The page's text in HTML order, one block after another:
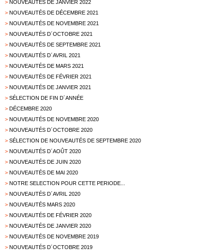
> NOUVEAUTÉS DE JANVIER 2022
> NOUVEAUTÉS DE DÉCEMBRE 2021
> NOUVEAUTÉS DE NOVEMBRE 2021
> NOUVEAUTÉS D´OCTOBRE 2021
> NOUVEAUTÉS DE SEPTEMBRE 2021
> NOUVEAUTÉS D´AVRIL 2021
> NOUVEAUTÉS DE MARS 2021
> NOUVEAUTÉS DE FÉVRIER 2021
> NOUVEAUTÉS DE JANVIER 2021
> SÉLECTION DE FIN D´ANNÉE
> DÉCEMBRE 2020
> NOUVEAUTÉS DE NOVEMBRE 2020
> NOUVEAUTÉS D´OCTOBRE 2020
> SÉLECTION DE NOUVEAUTÉS DE SEPTEMBRE 2020
> NOUVEAUTÉS D´AOÛT 2020
> NOUVEAUTÉS DE JUIN 2020
> NOUVEAUTÉS DE MAI 2020
> NOTRE SELECTION POUR CETTE PERIODE...
> NOUVEAUTÉS D´AVRIL 2020
> NOUVEAUTÉS MARS 2020
> NOUVEAUTÉS DE FÉVRIER 2020
> NOUVEAUTÉS DE JANVIER 2020
> NOUVEAUTÉS DE NOVEMBRE 2019
> NOUVEAUTÉS D´OCTOBRE 2019